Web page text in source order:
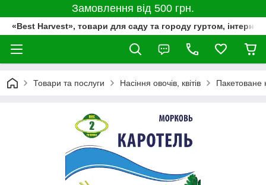
Замовлення від 500 грн.
«Best Harvest», товари для саду та городу гуртом,
Товари та послуги Насіння овочів, квітів Пакетоване